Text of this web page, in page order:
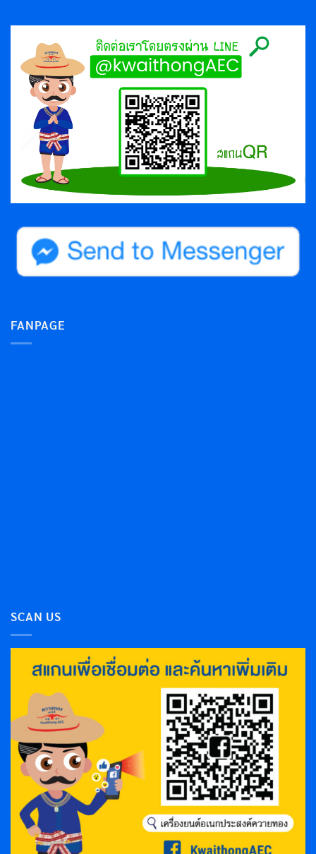
FANPAGE
SCAN US